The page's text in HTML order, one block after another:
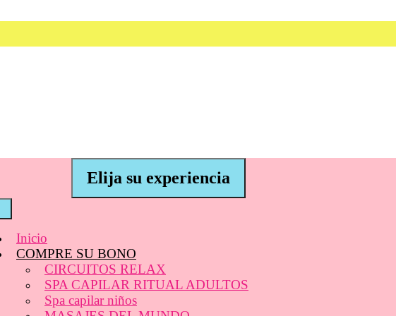
Elija su experiencia
Inicio
COMPRE SU BONO
CIRCUITOS RELAX
SPA CAPILAR RITUAL ADULTOS
Spa capilar niños